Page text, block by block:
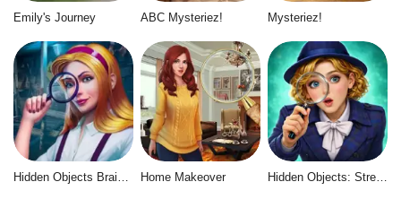
Emily's Journey ABC Mysteriez! Mysteriez!
Hidden Objects Brain Teaser Home Makeover Hidden Objects: Street of Secrets